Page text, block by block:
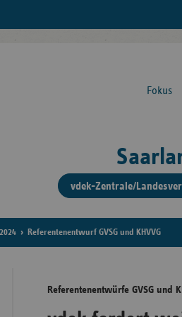
Fokus
vdek-Zentrale/
2024 Referentenentwurf GVSG und KHVVG
Referentenentwürfe GVSG und